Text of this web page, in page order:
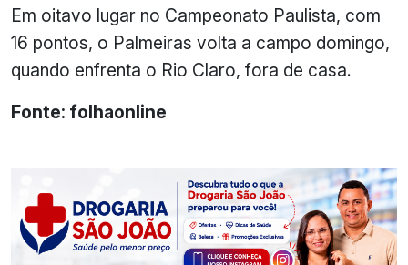
Em oitavo lugar no Campeonato Paulista, com
16 pontos, o Palmeiras volta a campo domingo,
quando enfrenta o Rio Claro, fora de casa.
Fonte: folhaonline